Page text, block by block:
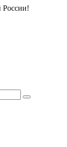
России!